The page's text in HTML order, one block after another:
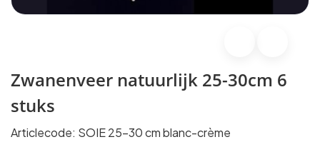
Zwanenveer natuurlijk 25-30cm 6
stuks
Articlecode: SOIE 25-30 cm blanc-crème